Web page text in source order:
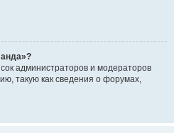
администраторов и модераторов
такую как сведения о форумах,